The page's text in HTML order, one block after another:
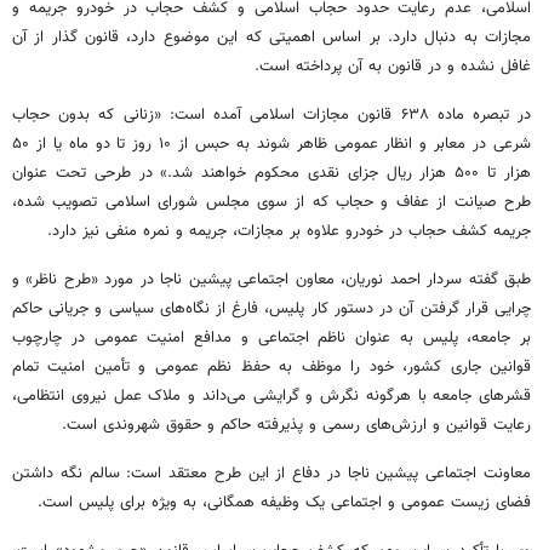
اسلامی، عدم رعایت حدود حجاب اسلامی و کشف حجاب در خودرو جریمه و
مجازات به دنبال دارد. بر اساس اهمیتی که این موضوع دارد، قانون گذار از آن
غافل نشده و در قانون به آن پرداخته است.
در تبصره ماده ۶۳۸ قانون مجازات اسلامی آمده است: «زنانی که بدون حجاب
شرعی در معابر و انظار عمومی ظاهر شوند به حبس از ۱۰ روز تا دو ماه یا از ۵۰
هزار تا ۵۰۰ هزار ریال جزای نقدی محکوم خواهند شد.» در طرحی تحت عنوان
طرح صیانت از عفاف و حجاب که از سوی مجلس شورای اسلامی تصویب شده،
جریمه کشف حجاب در خودرو علاوه بر مجازات، جریمه و نمره منفی نیز دارد.
طبق گفته سردار احمد نوریان، معاون اجتماعی پیشین ناجا در مورد «طرح ناظر» و
چرایی قرار گرفتن آن در دستور کار پلیس، فارغ از نگاه‌های سیاسی و جریانی حاکم
بر جامعه، پلیس به عنوان ناظم اجتماعی و مدافع امنیت عمومی در چارچوب
قوانین جاری کشور، خود را موظف به حفظ نظم عمومی و تأمین امنیت تمام
قشرهای جامعه با هرگونه نگرش و گرایشی می‌داند و ملاک عمل نیروی انتظامی،
رعایت قوانین و ارزش‌های رسمی و پذیرفته حاکم و حقوق شهروندی است.
معاونت اجتماعی پیشین ناجا در دفاع از این طرح معتقد است: سالم نگه داشتن
فضای زیست عمومی و اجتماعی یک وظیفه همگانی، به ویژه برای پلیس است.